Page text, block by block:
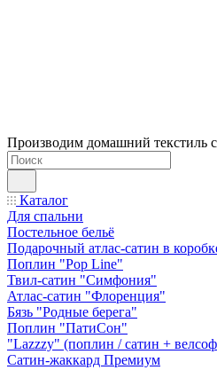
Производим домашний текстиль с
Каталог
Для спальни
Постельное бельё
Подарочный атлас-сатин в
Поплин "Pop Line"
Твил-сатин "Симфония"
Атлас-сатин "Флоренция"
Бязь "Родные берега"
Поплин "ПатиСон"
"Lazzzy" (поплин / сатин +
Сатин-жаккард Премиум